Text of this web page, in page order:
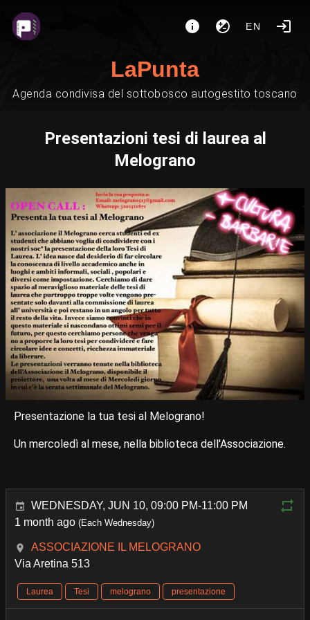
EN
LaPunta
Agenda condivisa del sottobosco autogestito toscano
Presentazioni tesi di laurea al
Melograno
Presentazione la tua tesi al Melograno!
Un mercoledì al mese, nella biblioteca dell'Associazione.
WEDNESDAY, JUN 10, 09:00 PM-11:00 PM
1 month ago (Each Wednesday)
ASSOCIAZIONE IL MELOGRANO
Via Aretina 513
Laurea Tesi melograno presentazione